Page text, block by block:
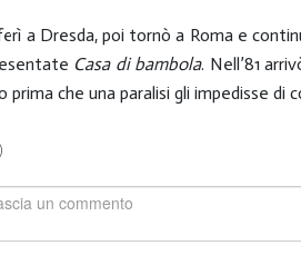
a Dresda, poi tornò a Roma e
Casa di bambola. Nell’81
prima che una paralisi gli impedisse di